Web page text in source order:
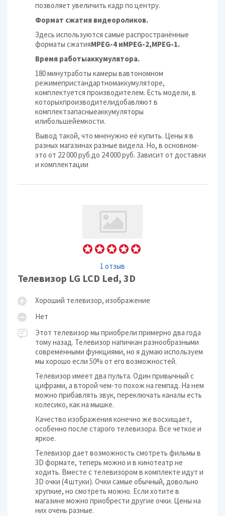
позволяет увеличить кадр по центру.
Формат сжатия видеороликов.
Здесь используются самые распространённые
форматы сжатияMPEG-4 иMPEG-2,MPEG-1.
Время работыаккумулятора.
180 минутработы камеры вавтономном
режимепристандартномаккумуляторе,
комплектуется производителем. Есть модели, в
которыхпроизводителидобавляют в
комплектзапасныеаккумуляторы
илибольшейемкости.
Вывод такой, что мненужно её купить. Цены я в
разных магазинах разные видела. Но, в основном-
это от 22 000 руб.до 24 000 руб. Зависит от доставки
и комплектации
1 отзыв
Телевизор LG LCD Led, 3D
Хороший телевизор, изображение
Нет
Этот телевизор мы приобрели примерно два года
тому назад. Телевизор напичкан разнообразными
современными функциями, но я думаю используем
мы хорошо если 50% от его возможностей.
Телевизор имеет два пульта. Один привычный с
цифрами, а второй чем-то похож на гемпад. На нем
можно прибавлять звук, переключать каналы есть
колесико, как на мышке.
Качество изображения конечно же восхищает,
особенно после старого телевизора. Все четкое и
яркое.
Телевизор дает возможность смотреть фильмы в
3D формате, теперь можно и в кинотеатр не
ходить. Вместе с телевизором в комплекте идут и
3D очки (4 штуки). Очки самые обычный, довольно
хрупкие, но смотреть можно. Если хотите в
магазине можно приобрести другие очки. Цены на
них очень разные.